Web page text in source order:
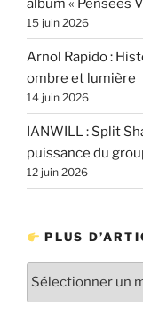
album « Pensées
15 juin 2026
Arnol Rapido :
ombre et lumière
14 juin 2026
IANWILL : Split
puissance du
12 juin 2026
PLUS